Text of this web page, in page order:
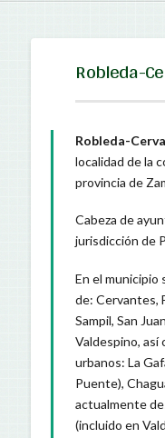
Robleda-
Robleda-
localidad de la
provincia de
Cabeza de
jurisdicción de
En el municipio
de: Cervantes,
Sampil, San
Valdespino, así
urbanos: La
Puente),
actualmente
(incluido en